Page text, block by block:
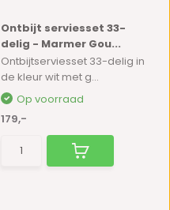
Ontbijt serviesset 33-
delig - Marmer Gou...
Ontbijtserviesset 33-delig in
de kleur wit met g...
Op voorraad
179,-